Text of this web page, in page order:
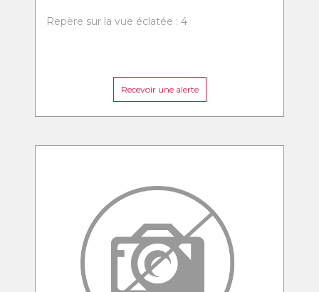
Repère sur la vue éclatée : 4
Recevoir une alerte